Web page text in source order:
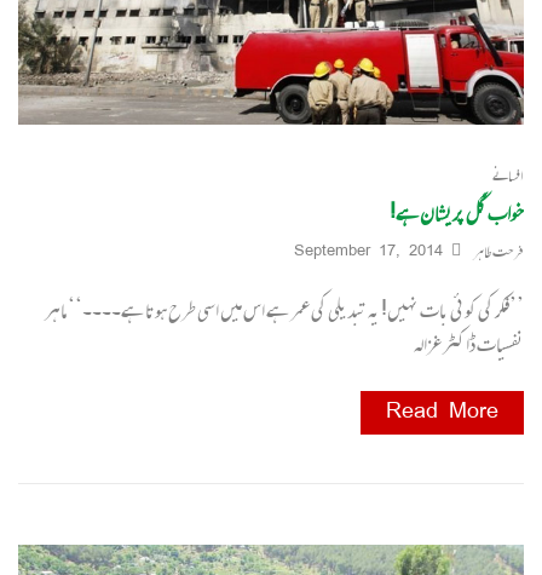
افسانے
خواب گُل پریشان ہے!
فرحت طاہر September 17, 2014
’’فکر کی کوئی بات نہیں! یہ تبدیلی کی عمر ہے اس میں اسی طرح ہوتا ہے۔۔۔۔‘‘ ماہر
نفسیات ڈاکٹر غزالہ
Read More